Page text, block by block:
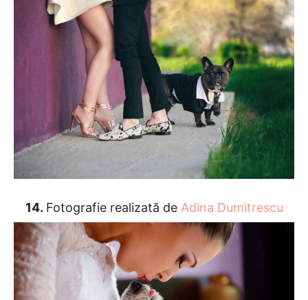
14. Fotografie realizată de Adina Dumitrescu